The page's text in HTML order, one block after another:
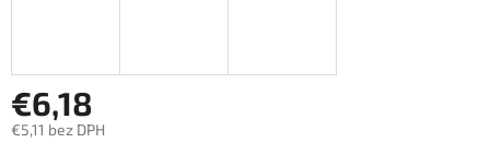
€6,18
€5,11 bez DPH